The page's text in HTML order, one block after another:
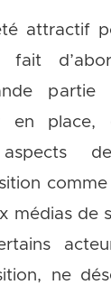
attractif
fait
place,
médias de
ne